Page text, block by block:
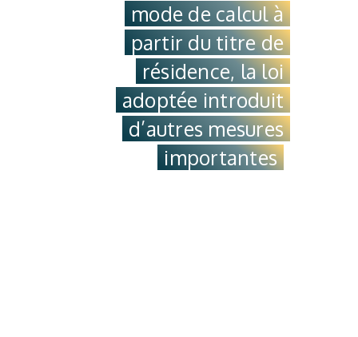
mode de calcul à
partir du titre de
résidence, la loi
adoptée introduit
d’autres mesures
importantes